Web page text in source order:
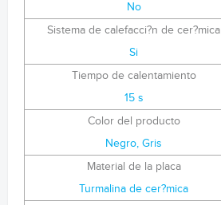
No
Sistema de calefacci?n de cer?mica
Si
Tiempo de calentamiento
15 s
Color del producto
Negro, Gris
Material de la placa
Turmalina de cer?mica